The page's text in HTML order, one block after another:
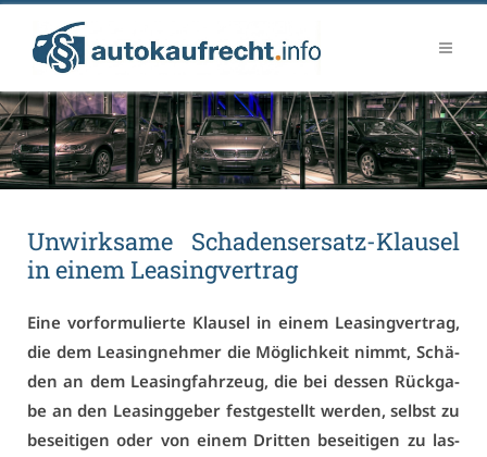
Un­wirk­sa­me Scha­dens­er­satz-Klau­sel
in ei­nem Lea­sing­ver­trag
Ei­ne vor­for­mu­lier­te Klau­sel in ei­nem Lea­sing­ver­trag,
die dem Lea­sing­neh­mer die Mög­lich­keit nimmt, Schä­
den an dem Lea­sing­fahr­zeug, die bei des­sen Rück­ga­
be an den Lea­sing­ge­ber fest­ge­stellt wer­den, selbst zu
be­sei­ti­gen oder von ei­nem Drit­ten be­sei­ti­gen zu las­